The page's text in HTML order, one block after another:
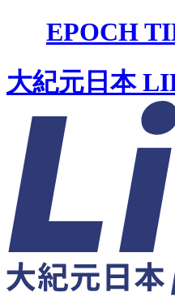
EPOCH
大紀元日本